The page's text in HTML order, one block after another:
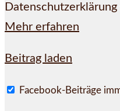
Datenschutzerklärung
Mehr erfahren
Beitrag laden
Facebook-Beiträge